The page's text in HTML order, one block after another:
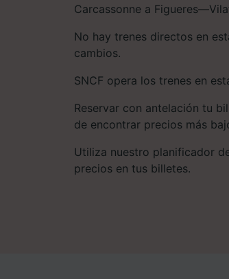
Carcassonne a
No hay trenes directos en
cambios.
SNCF opera los trenes en
Reservar con antelación tu
de encontrar precios más
Utiliza nuestro planificador
precios en tus billetes.